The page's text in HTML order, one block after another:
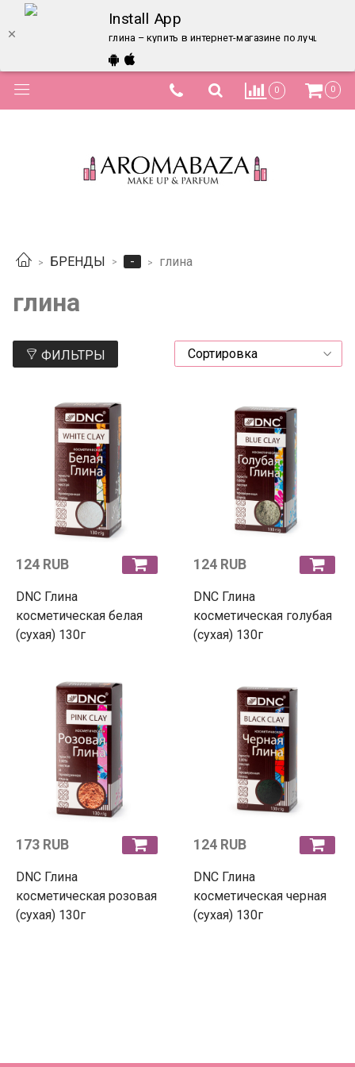
Install App
глина – купить в интернет-магазине по лучшей
0 0
БРЕНДЫ - глина
глина
ФИЛЬТРЫ
124 RUB
DNC Глина
косметическая белая
(сухая) 130г
124 RUB
DNC Глина
косметическая голубая
(сухая) 130г
173 RUB
DNC Глина
косметическая розовая
(сухая) 130г
124 RUB
DNC Глина
косметическая черная
(сухая) 130г